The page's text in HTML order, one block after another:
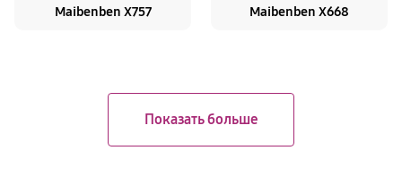
Maibenben X757 Maibenben X668